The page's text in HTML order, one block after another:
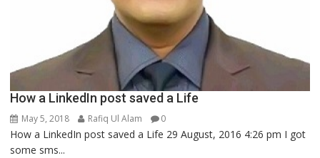
How a LinkedIn post saved a Life
May 5, 2018 Rafiq Ul Alam 0
How a LinkedIn post saved a Life 29 August, 2016 4:26 pm I got
some sms...